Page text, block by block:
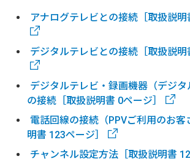
アナログテレビとの接続［取扱説明
デジタルテレビとの接続［取扱説明
デジタルテレビ・録画機器（デジタ
の接続［取扱説明書 0ページ］
電話回線の接続（PPVご利用のお客
明書 123ページ］
チャンネル設定方法［取扱説明書